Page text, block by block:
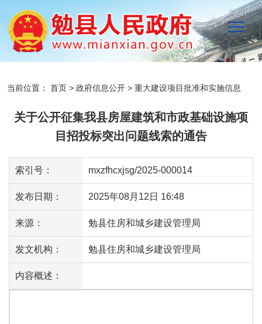
当前位置： 首页 > 政府信息公开 > 重大建设项目批准和实施信息
关于公开征集我县房屋建筑和市政基础设施项
目招投标突出问题线索的通告
索引号： mxzfhcxjsg/2025-000014
发布日期： 2025年08月12日 16:48
来源： 勉县住房和城乡建设管理局
发文机构： 勉县住房和城乡建设管理局
内容概述：